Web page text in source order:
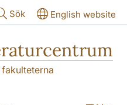
Sök English website